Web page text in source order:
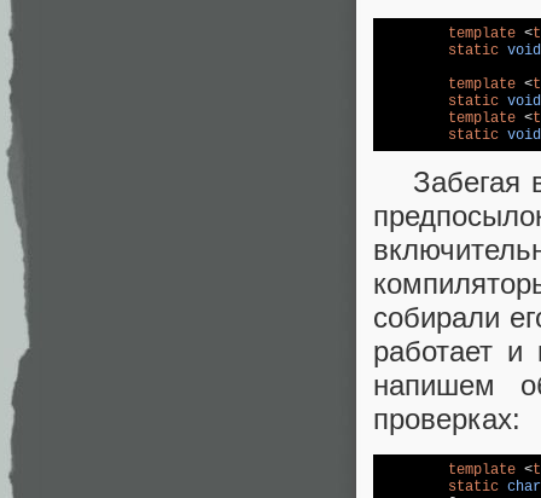
template <
static void
template <
static void
template <
static void
Забегая
собирали
работает и
напишем
проверках:
template <
static char